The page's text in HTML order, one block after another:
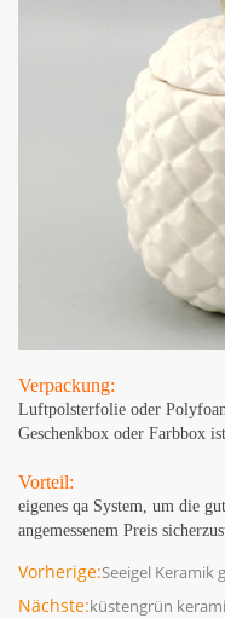
Verpackung:
Luftpolsterfolie oder
Geschenkbox oder Farbbox
Vorteil:
eigenes qa System, um die
angemessenem Preis
Vorherige:Seeigel Keramik
Nächste:küstengrün